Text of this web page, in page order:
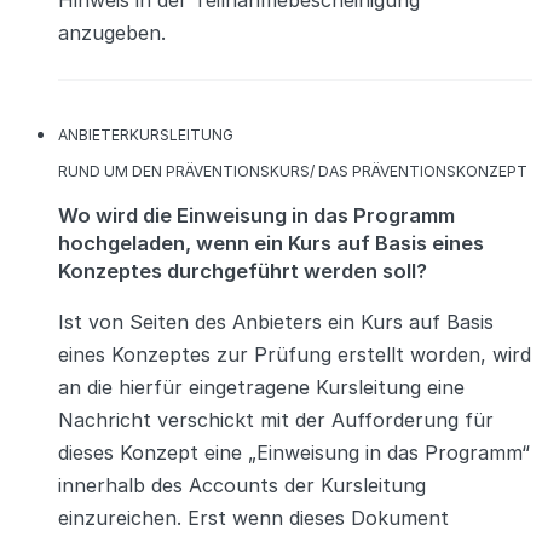
anzugeben.
KATEGORIEN
ANBIETERKURSLEITUNG
KATEGORIEN
RUND UM DEN PRÄVENTIONSKURS/ DAS PRÄVENTIONSKONZEPT
Wo wird die Einweisung in das Programm
hochgeladen, wenn ein Kurs auf Basis eines
Konzeptes durchgeführt werden soll?
Ist von Seiten des Anbieters ein Kurs auf Basis
eines Konzeptes zur Prüfung erstellt worden, wird
an die hierfür eingetragene Kursleitung eine
Nachricht verschickt mit der Aufforderung für
dieses Konzept eine „Einweisung in das Programm“
innerhalb des Accounts der Kursleitung
einzureichen. Erst wenn dieses Dokument